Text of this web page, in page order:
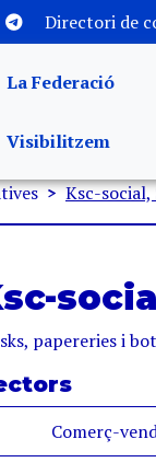
Directori de
La Federació
Visibilitzem
Ksc-social,
papereries i
Comerç-